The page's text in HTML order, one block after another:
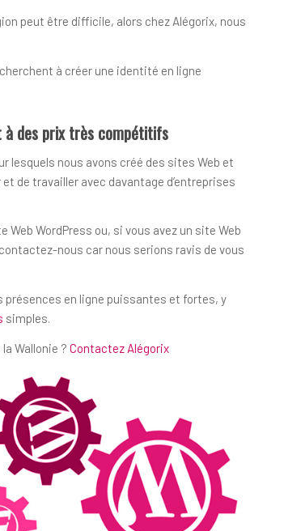
peut être difficile, alors chez Alégorix, nous
à créer une identité en ligne
à des prix très compétitifs
lesquels nous avons créé des sites Web et
de travailler avec davantage d’entreprises
Web WordPress ou, si vous avez un site Web
nous car nous serions ravis de vous
présences en ligne puissantes et fortes, y
simples.
Wallonie ? Contactez Alégorix